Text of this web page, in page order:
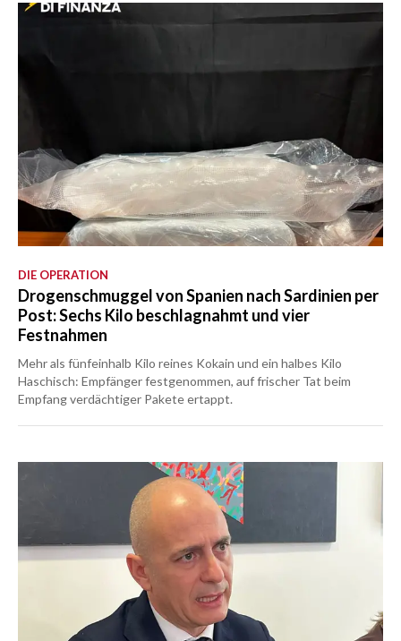
DIE OPERATION
Drogenschmuggel von Spanien nach Sardinien per
Post: Sechs Kilo beschlagnahmt und vier
Festnahmen
Mehr als fünfeinhalb Kilo reines Kokain und ein halbes Kilo
Haschisch: Empfänger festgenommen, auf frischer Tat beim
Empfang verdächtiger Pakete ertappt.